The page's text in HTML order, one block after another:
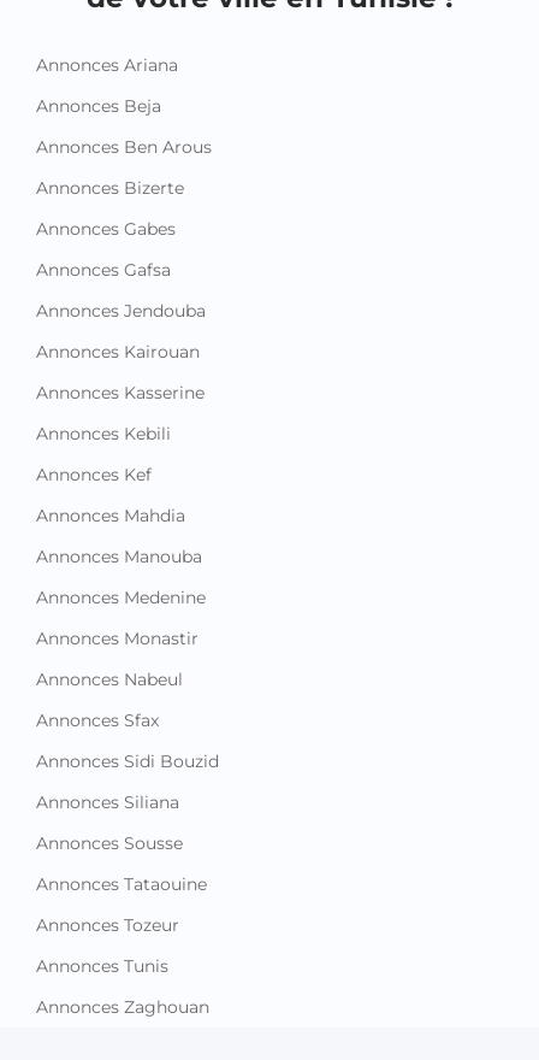
Annonces Ariana
Annonces Beja
Annonces Ben Arous
Annonces Bizerte
Annonces Gabes
Annonces Gafsa
Annonces Jendouba
Annonces Kairouan
Annonces Kasserine
Annonces Kebili
Annonces Kef
Annonces Mahdia
Annonces Manouba
Annonces Medenine
Annonces Monastir
Annonces Nabeul
Annonces Sfax
Annonces Sidi Bouzid
Annonces Siliana
Annonces Sousse
Annonces Tataouine
Annonces Tozeur
Annonces Tunis
Annonces Zaghouan